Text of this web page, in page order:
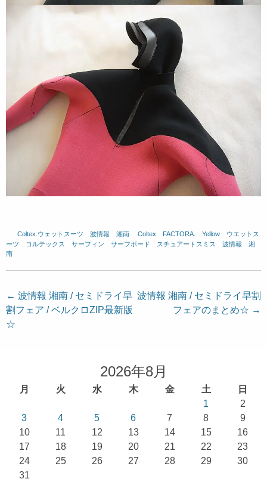
Coltex.ウェットスーツ 波情報 湘南 Coltex FACTORA. Yellow
ウエットス
ーツ
コルテックス サーフィン サーフボード スチュアートスミス
波情報 湘
南
投
稿
ナ
← 波情報 湘南 / セミドライ早
割フェア / ベルクロZIP最新版
☆
波情報 湘南 / セミドライ早割
フェアのまとめ☆ →
2026年8月
月 火 水 木 金 土
日
1
2
3
4 5 6 7 8
9
10
11 12 13 14 15
16
17
18 19 20 21 22
23
24
25 26 27 28 29
30
31